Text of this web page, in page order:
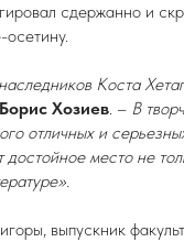
сдержанно и
Коста
Борис Хозиев. – В
отличных и
место не
выпускник